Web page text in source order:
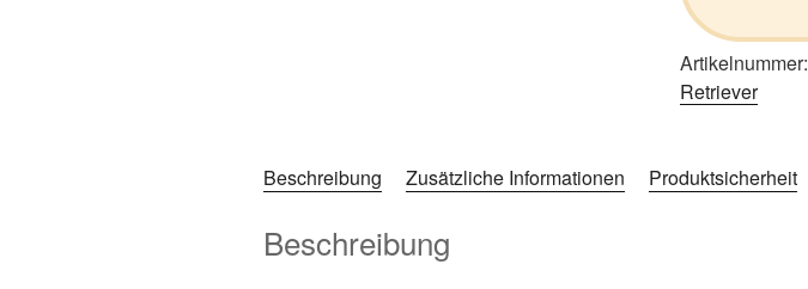
Artikelnummer:
Retriever
Beschreibung Zusätzliche Informationen Produktsicherheit
Beschreibung